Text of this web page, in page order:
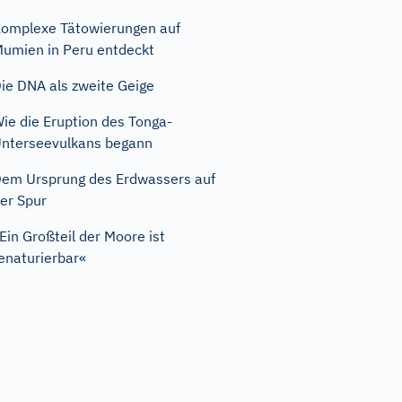
Tätowierungen auf
in Peru entdeckt
DNA als zweite Geige
die Eruption des Tonga-
begann
Ursprung des Erdwassers auf
Spur
Großteil der Moore ist